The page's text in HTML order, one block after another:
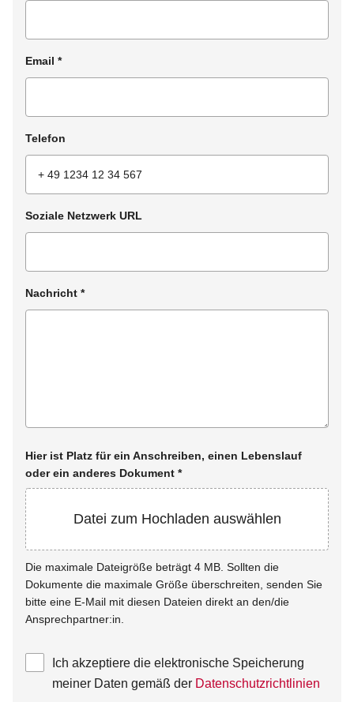
Email *
Telefon
Soziale Netzwerk URL
Nachricht *
Hier ist Platz für ein Anschreiben, einen Lebenslauf
oder ein anderes Dokument *
Datei zum Hochladen auswählen
Die maximale Dateigröße beträgt 4 MB. Sollten die
Dokumente die maximale Größe überschreiten, senden Sie
bitte eine E-Mail mit diesen Dateien direkt an den/die
Ansprechpartner:in.
Ich akzeptiere die elektronische Speicherung
meiner Daten gemäß der Datenschutzrichtlinien